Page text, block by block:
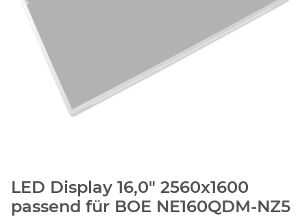
LED Display 16,0" 2560x1600
passend für BOE NE160QDM-NZ5